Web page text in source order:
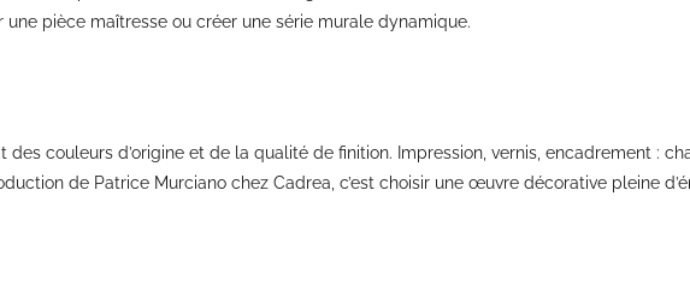
pièce maîtresse ou créer une série murale dynamique.
couleurs d’origine et de la qualité de finition. Impression, vernis, encadrement :
de Patrice Murciano chez Cadrea, c’est choisir une œuvre décorative pleine